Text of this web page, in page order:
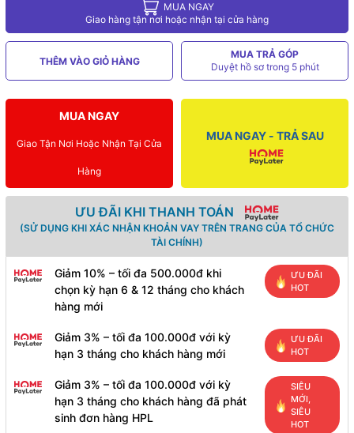
MUA NGAY
Giao hàng tận nơi hoặc nhận tại cửa hàng
THÊM VÀO GIỎ HÀNG
MUA TRẢ GÓP
Duyệt hồ sơ trong 5 phút
MUA NGAY
Giao Tận Nơi Hoặc Nhận Tại Cửa
Hàng
MUA NGAY - TRẢ SAU
ƯU ĐÃI KHI THANH TOÁN
(SỬ DỤNG KHI XÁC NHẬN KHOẢN VAY TRÊN TRANG CỦA TỔ CHỨC
TÀI CHÍNH)
Giảm 10% – tối đa 500.000đ khi
chọn kỳ hạn 6 & 12 tháng cho khách
hàng mới
ƯU ĐÃI
HOT
Giảm 3% – tối đa 100.000đ với kỳ
hạn 3 tháng cho khách hàng mới
ƯU ĐÃI
HOT
Giảm 3% – tối đa 100.000đ với kỳ
hạn 3 tháng cho khách hàng đã phát
sinh đơn hàng HPL
SIÊU
MỚI,
SIÊU
HOT